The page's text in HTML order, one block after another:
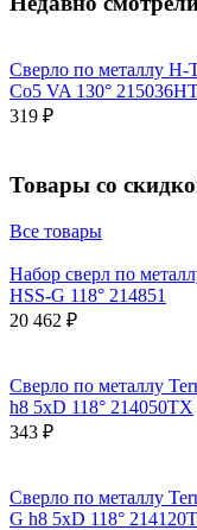
Сверло по металлу
Co5 VA 130°
319 ₽
Товары со
Все товары
Набор сверл по
HSS-G 118° 214851
20 462 ₽
Сверло по металлу
h8 5xD 118° 214050TX
343 ₽
Сверло по металлу
G h8 5xD 118°